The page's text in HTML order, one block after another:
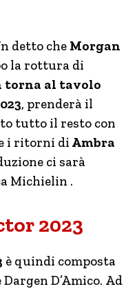
detto che Morgan
la rottura di
torna al tavolo
, prenderà il
tutto il resto con
i ritorni di Ambra
ci sarà
Michielin .
2023
è quindi composta
D’Amico. Ad